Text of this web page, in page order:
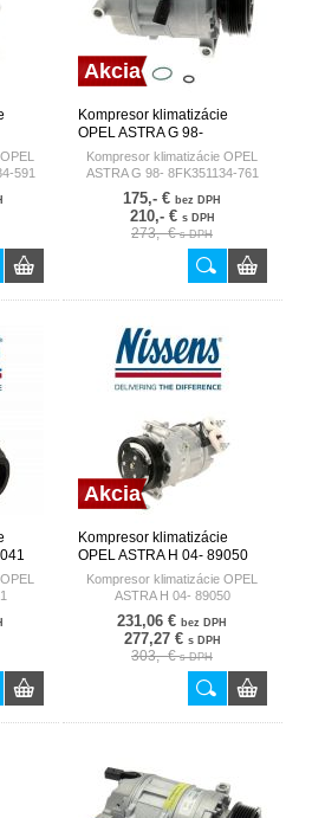
591
Akcia
Kompresor klimatizácie
OPEL ASTRA G 98-
8FK351134-761 HELLA
GERMANY
Kompresor klimatizácie OPEL
ASTRA G 98- 8FK351134-761
175,- € bez DPH
210,- € s DPH
273,- €s DPH
Akcia
Kompresor klimatizácie
OPEL ASTRA H 04- 89050
NISSENS DENMARK
Kompresor klimatizácie OPEL
ASTRA H 04- 89050
231,06 € bez DPH
277,27 € s DPH
303,- €s DPH